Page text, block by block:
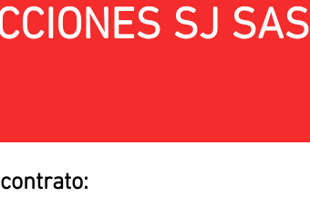
EMPRESA
SJ SAS